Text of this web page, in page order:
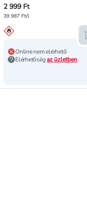
2 999 Ft
39 987 Ft/l
Online nem elérhető
Elérhetőségaz üzletben